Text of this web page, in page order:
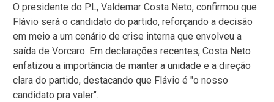
O presidente do PL, Valdemar Costa Neto, confirmou que
Flávio será o candidato do partido, reforçando a decisão
em meio a um cenário de crise interna que envolveu a
saída de Vorcaro. Em declarações recentes, Costa Neto
enfatizou a importância de manter a unidade e a direção
clara do partido, destacando que Flávio é "o nosso
candidato pra valer".